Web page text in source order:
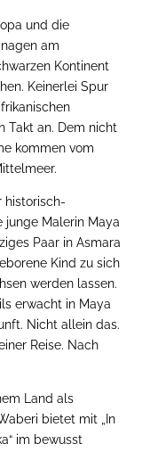
und die
am
Kontinent
Keinerlei Spur
Takt an. Dem nicht
kommen vom
historisch-
junge Malerin Maya
Paar in Asmara
Kind zu sich
werden lassen.
erwacht in Maya
Nicht allein das.
Reise. Nach
Land als
bietet mit „In
im bewusst